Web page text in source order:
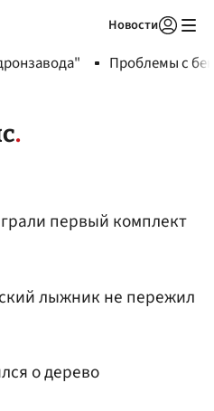
Новости
Проблемы с
первый комплект
лыжник не пережил
о дерево